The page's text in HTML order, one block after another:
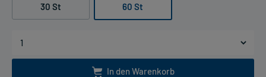
30 St 60 St
In den Warenkorb